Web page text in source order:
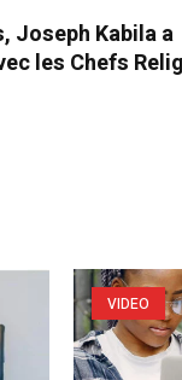
Joseph Kabila a
les Chefs
VIDEO